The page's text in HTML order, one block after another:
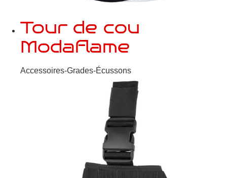
Tour de cou
Modaflame
Accessoires-Grades-Écussons